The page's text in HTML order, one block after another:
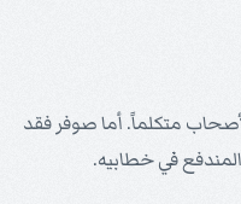
متكلماً. أما صوفر فقد
في خطابيه.